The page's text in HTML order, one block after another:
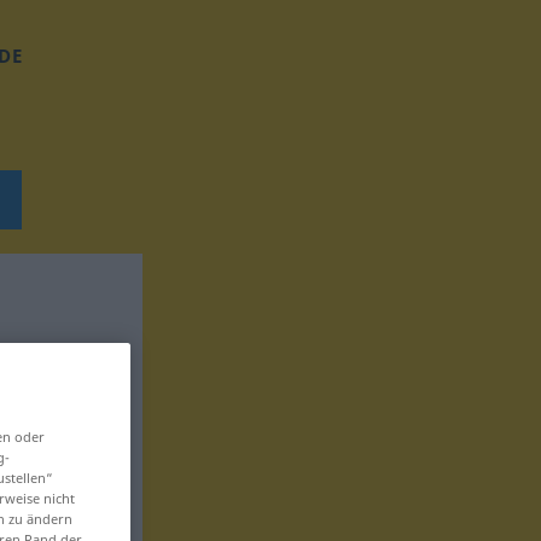
DE
oder
nicht
zu ändern